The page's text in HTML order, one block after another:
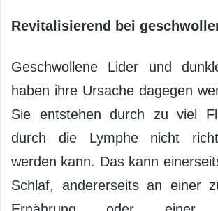
Revitalisierend bei
Geschwollene Lider und
haben ihre Ursache dagegen
Sie entstehen durch zu viel
durch die Lymphe nicht
werden kann. Das kann
Schlaf, andererseits an einer